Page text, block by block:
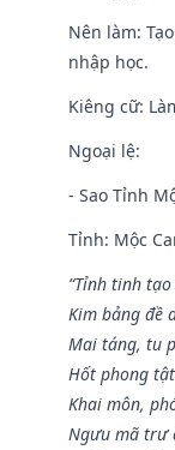
Nên làm:
nhập học.
Kiêng cữ:
Ngoại lệ:
- Sao Tỉnh
Tỉnh: Mộc
“Tỉnh tinh
Kim bảng đề
Mai táng, tu
Hốt phong
Khai môn,
Ngưu mã trư